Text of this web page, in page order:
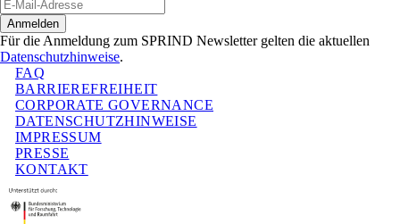
Anmelden
Für die Anmeldung zum SPRIND Newsletter gelten die aktuellen
Datenschutzhinweise.
FAQ
BARRIEREFREIHEIT
CORPORATE GOVERNANCE
DATENSCHUTZHINWEISE
IMPRESSUM
PRESSE
KONTAKT